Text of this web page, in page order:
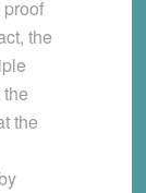
the
the